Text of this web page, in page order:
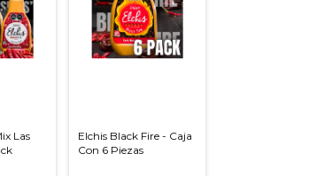
Las
Elchis Black Fire - Caja
Con 6 Piezas